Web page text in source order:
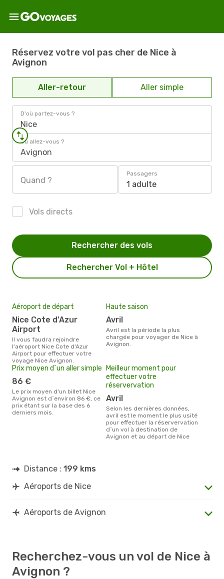
Réservez votre vol pas cher de Nice à
Avignon
Aller-retour Aller simple
D'où partez-vous ?
Nice
Où allez-vous ?
Avignon
Quand ?
Passagers
1 adulte
Vols directs
Rechercher Vol + Hôtel
Rechercher des vols
Aéroport de départ
Nice Cote d'Azur
Airport
Il vous faudra rejoindre
l'aéroport Nice Cote d'Azur
Airport pour effectuer votre
voyage Nice Avignon.
Haute saison
avril
avril est la période la plus
chargée pour voyager de Nice à
Avignon.
Prix moyen d´un aller simple
86 €
Le prix moyen d'un billet Nice
Avignon est d´environ 86 €, ce
prix étant sur la base des 6
derniers mois.
Meilleur moment pour
effectuer votre
réservervation
avril
Selon les dernières données,
avril est le moment le plus usité
pour effectuer la réservervation
d´un vol à destination de
Avignon et au départ de Nice
Distance : 199 kms
Aéroports de Nice
Aéroports de Avignon
Recherchez-vous un vol de Nice à
Avignon ?